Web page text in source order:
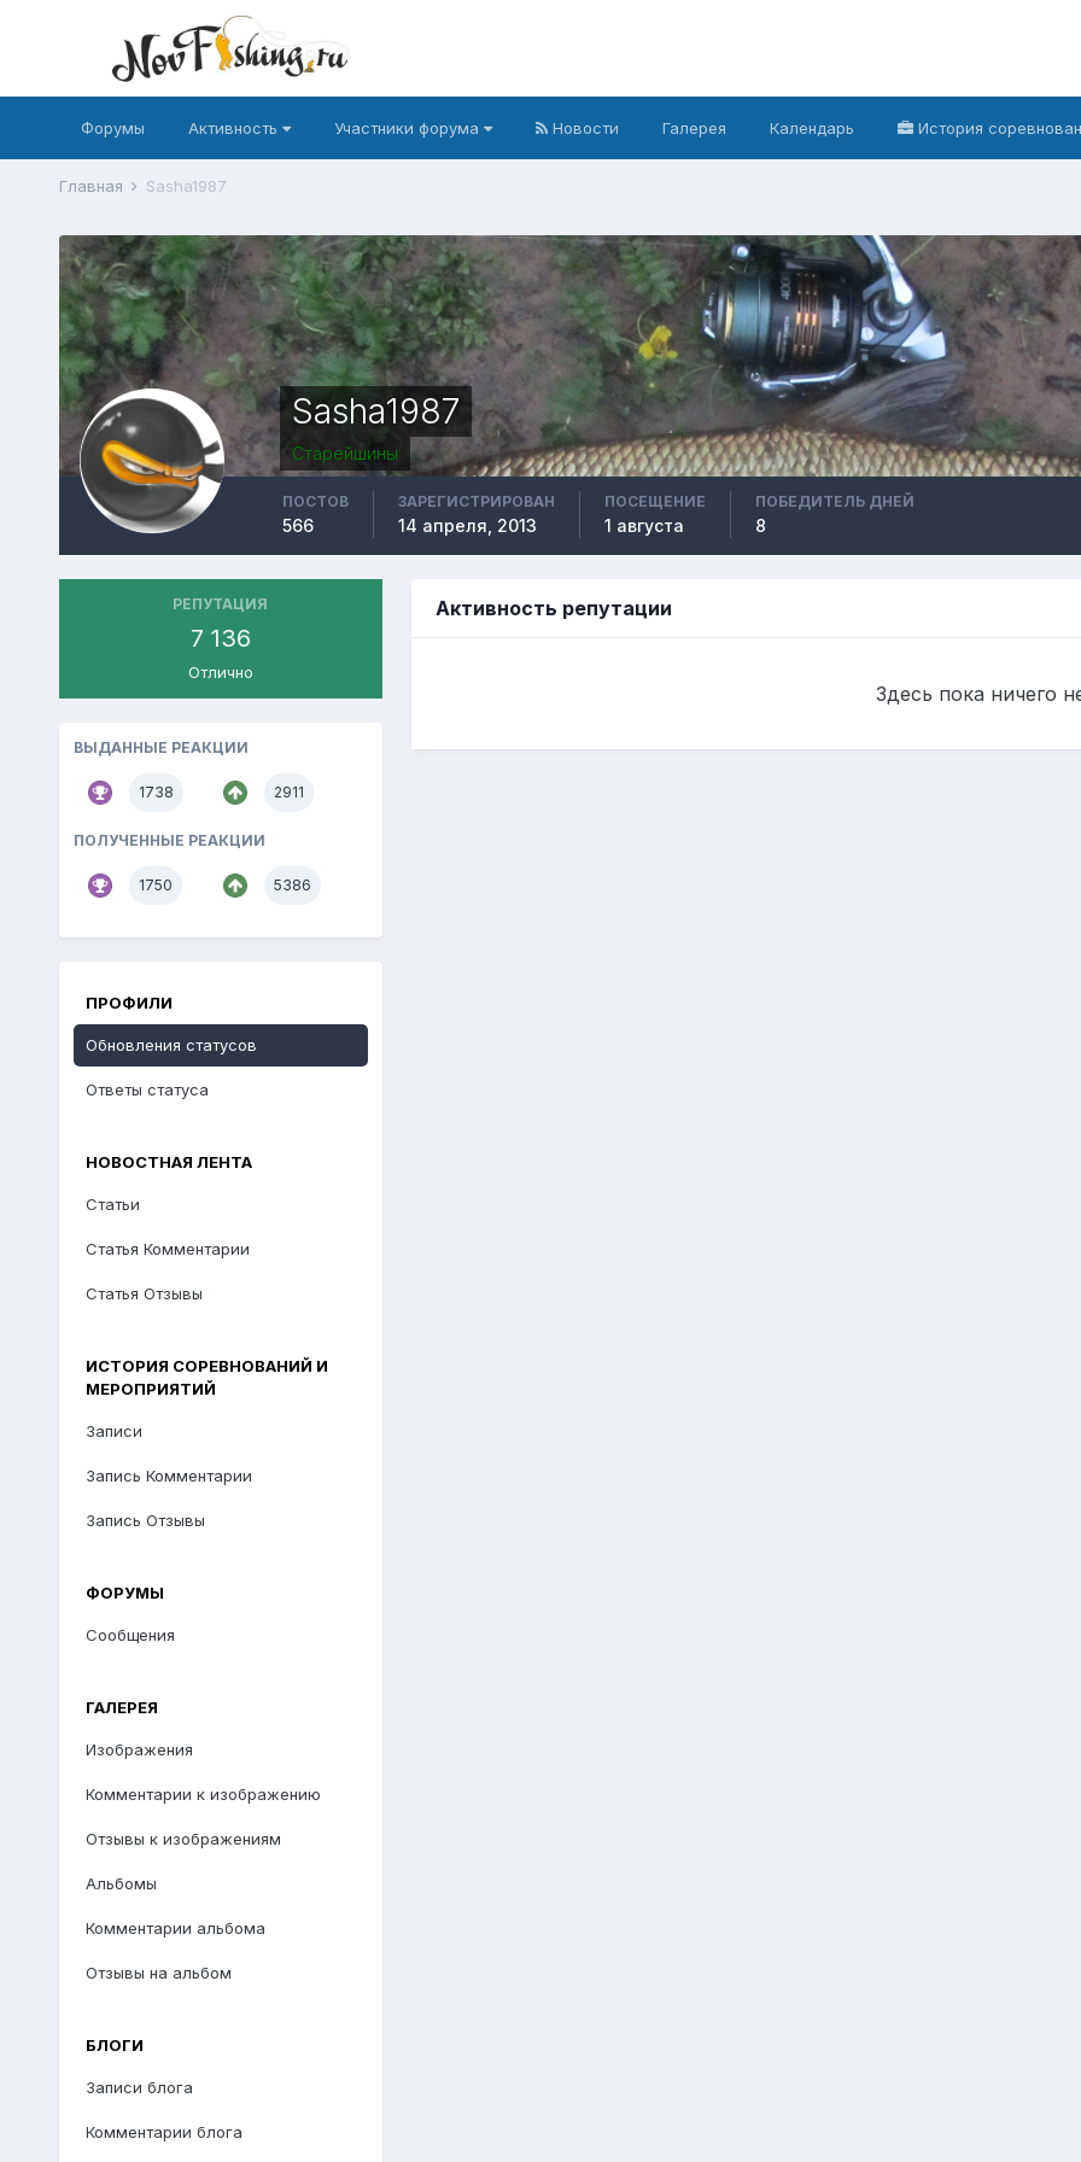
Форумы Активность Участники форума Новости Галерея Календарь История
Главная Sasha1987
Sasha1987
Старейшины
ПОСТОВ
566
ЗАРЕГИСТРИРОВАН
14 апреля, 2013
ПОСЕЩЕНИЕ
1 августа
ПОБЕДИТЕЛЬ ДНЕЙ
8
РЕПУТАЦИЯ
7 136
Отлично
ВЫДАННЫЕ РЕАКЦИИ
1738 2911
ПОЛУЧЕННЫЕ РЕАКЦИИ
1750 5386
ПРОФИЛИ
Обновления статусов
Ответы статуса
НОВОСТНАЯ ЛЕНТА
Статьи
Статья Комментарии
Статья Отзывы
ИСТОРИЯ СОРЕВНОВАНИЙ И
МЕРОПРИЯТИЙ
Записи
Запись Комментарии
Запись Отзывы
ФОРУМЫ
Сообщения
ГАЛЕРЕЯ
Изображения
Комментарии к изображению
Отзывы к изображениям
Альбомы
Комментарии альбома
Отзывы на альбом
БЛОГИ
Записи блога
Комментарии блога
Активность репутации
Здесь пока ничего